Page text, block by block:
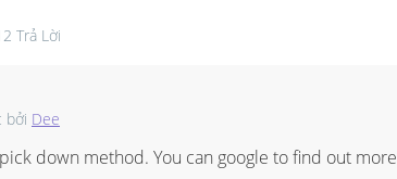
Trả Lời
bởi Dee
down method. You can google to find out more